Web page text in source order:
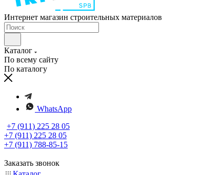
Интернет магазин строительных материалов
Каталог
По всему сайту
По каталогу
WhatsApp
+7 (911) 225 28 05
+7 (911) 225 28 05
+7 (911) 788-85-15
Заказать звонок